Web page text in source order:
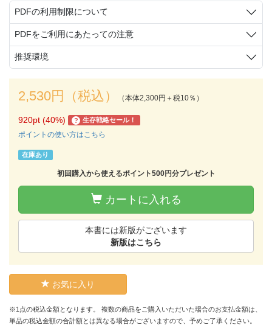
PDFの利用制限について
PDFをご利用にあたっての注意
推奨環境
2,530円（税込） （本体2,300円＋税10％）
920pt (40%) ? 生存戦略セール！
ポイントの使い方はこちら
在庫あり
初回購入から使えるポイント500円分プレゼント
カートに入れる
本書には新版がございます
新版はこちら
お気に入り
※1点の税込金額となります。 複数の商品をご購入いただいた場合のお支払金額は、
単品の税込金額の合計額とは異なる場合がございますので、予めご了承ください。